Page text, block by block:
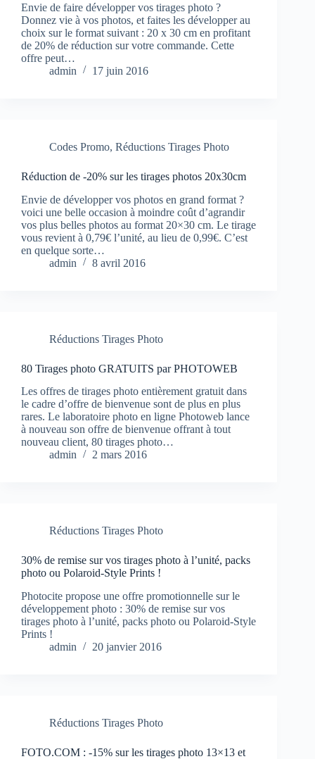
Envie de faire développer vos tirages photo ?
Donnez vie à vos photos, et faites les développer au
choix sur le format suivant : 20 x 30 cm en profitant
de 20% de réduction sur votre commande. Cette
offre peut…
admin
17 juin 2016
Codes Promo, Réductions Tirages Photo
Réduction de -20% sur les tirages photos 20x30cm
Envie de développer vos photos en grand format ?
voici une belle occasion à moindre coût d’agrandir
vos plus belles photos au format 20×30 cm. Le tirage
vous revient à 0,79€ l’unité, au lieu de 0,99€. C’est
en quelque sorte…
admin
8 avril 2016
Réductions Tirages Photo
80 Tirages photo GRATUITS par PHOTOWEB
Les offres de tirages photo entièrement gratuit dans
le cadre d’offre de bienvenue sont de plus en plus
rares. Le laboratoire photo en ligne Photoweb lance
à nouveau son offre de bienvenue offrant à tout
nouveau client, 80 tirages photo…
admin
2 mars 2016
Réductions Tirages Photo
30% de remise sur vos tirages photo à l’unité, packs
photo ou Polaroid-Style Prints !
Photocite propose une offre promotionnelle sur le
développement photo : 30% de remise sur vos
tirages photo à l’unité, packs photo ou Polaroid-Style
Prints !
admin
20 janvier 2016
Réductions Tirages Photo
FOTO.COM : -15% sur les tirages photo 13×13 et